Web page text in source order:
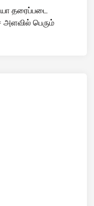
தரைப்படை
அளவில் பெரும்